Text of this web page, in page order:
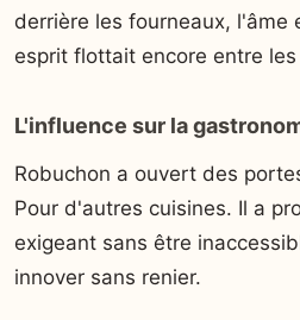
derrière les fourneaux, l'âme
esprit flottait encore entre
L'influence sur la
Robuchon a ouvert des
Pour d'autres cuisines. Il a
exigeant sans être
innover sans renier.